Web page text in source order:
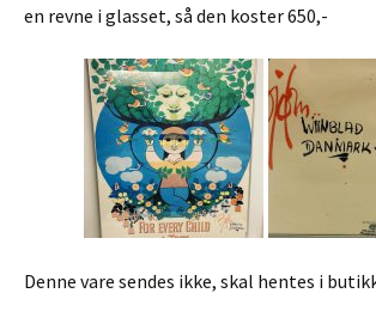
en revne i glasset, så den koster 650,-
Denne vare sendes ikke, skal hentes i